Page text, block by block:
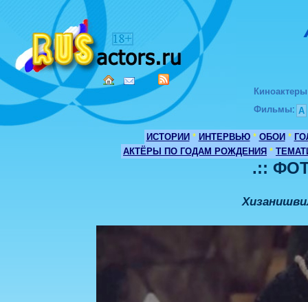
Киноактеры
Фильмы: А
ИСТОРИИ * ИНТЕРВЬЮ * ОБОИ *
АКТЁРЫ ПО ГОДАМ РОЖДЕНИЯ *
.::